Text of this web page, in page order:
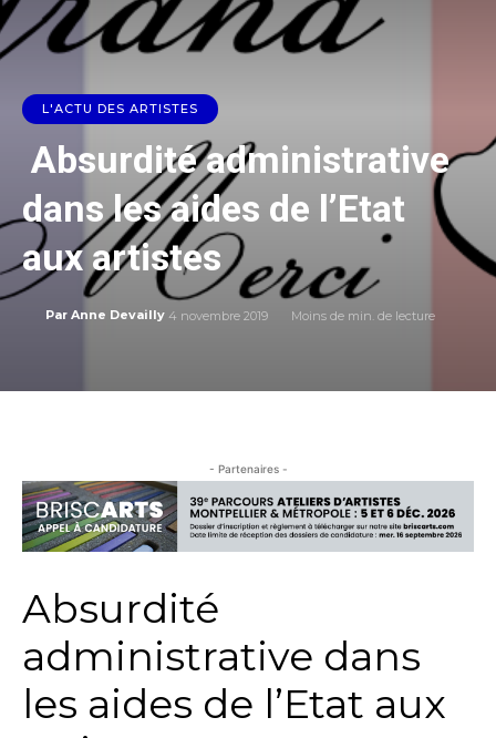
L'ACTU DES ARTISTES
Absurdité administrative
dans les aides de l’Etat
aux artistes
Par Anne Devailly 4 novembre 2019 Moins de min. de lecture
- Partenaires -
Absurdité
administrative dans
les aides de l’Etat aux